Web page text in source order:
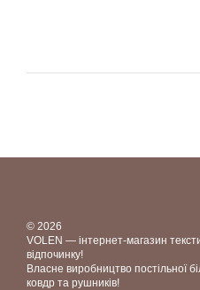
© 2026
VOLEN — інтернет-магазин
відпочинку!
Власне виробництво постільної
ковдр та рушників!